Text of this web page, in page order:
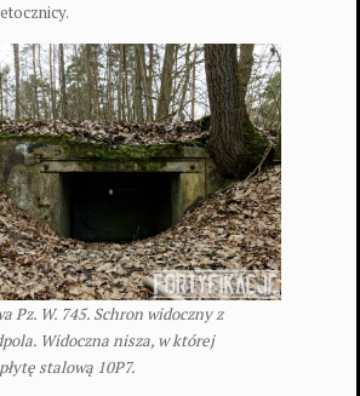
Pz. W. 745. Schron widoczny z
Widoczna nisza, w której
stalową 10P7.